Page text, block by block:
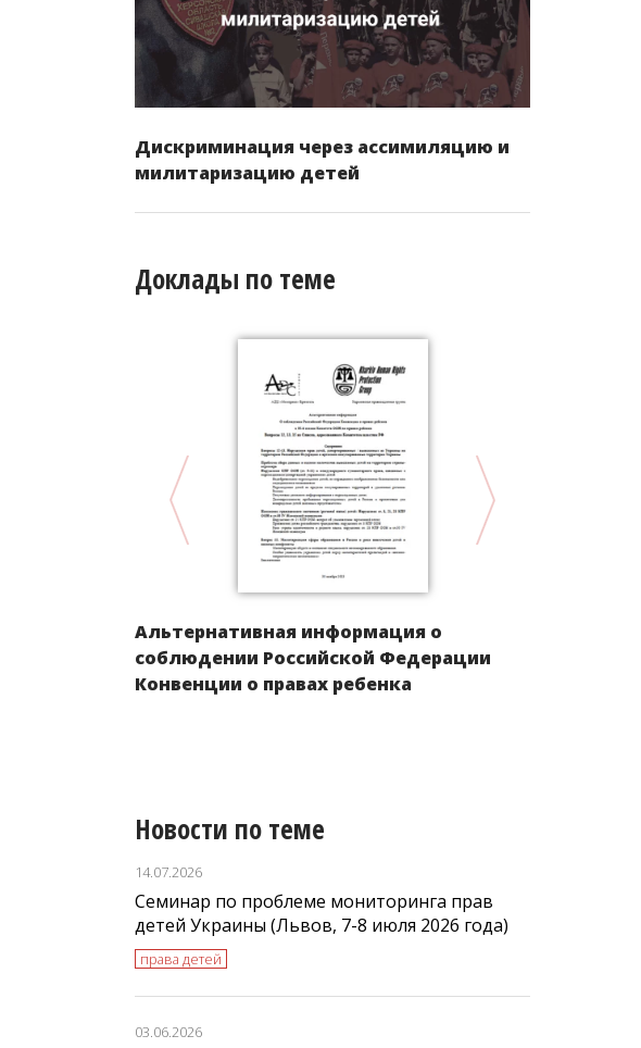
Дискриминация через ассимиляцию и
милитаризацию детей
Доклады по теме
Альтернативная информация о
соблюдении Российской Федерации
Конвенции о правах ребенка
Новости по теме
14.07.2026
Семинар по проблеме мониторинга прав
детей Украины (Львов, 7-8 июля 2026 года)
права детей
03.06.2026